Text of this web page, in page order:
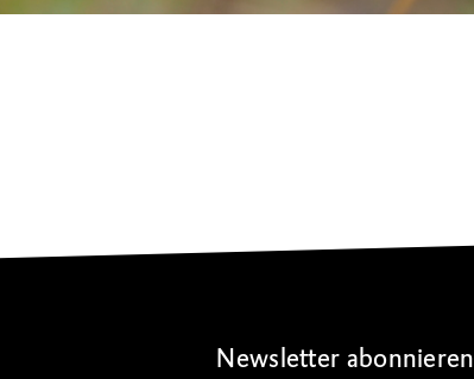
Newsletter abonnieren